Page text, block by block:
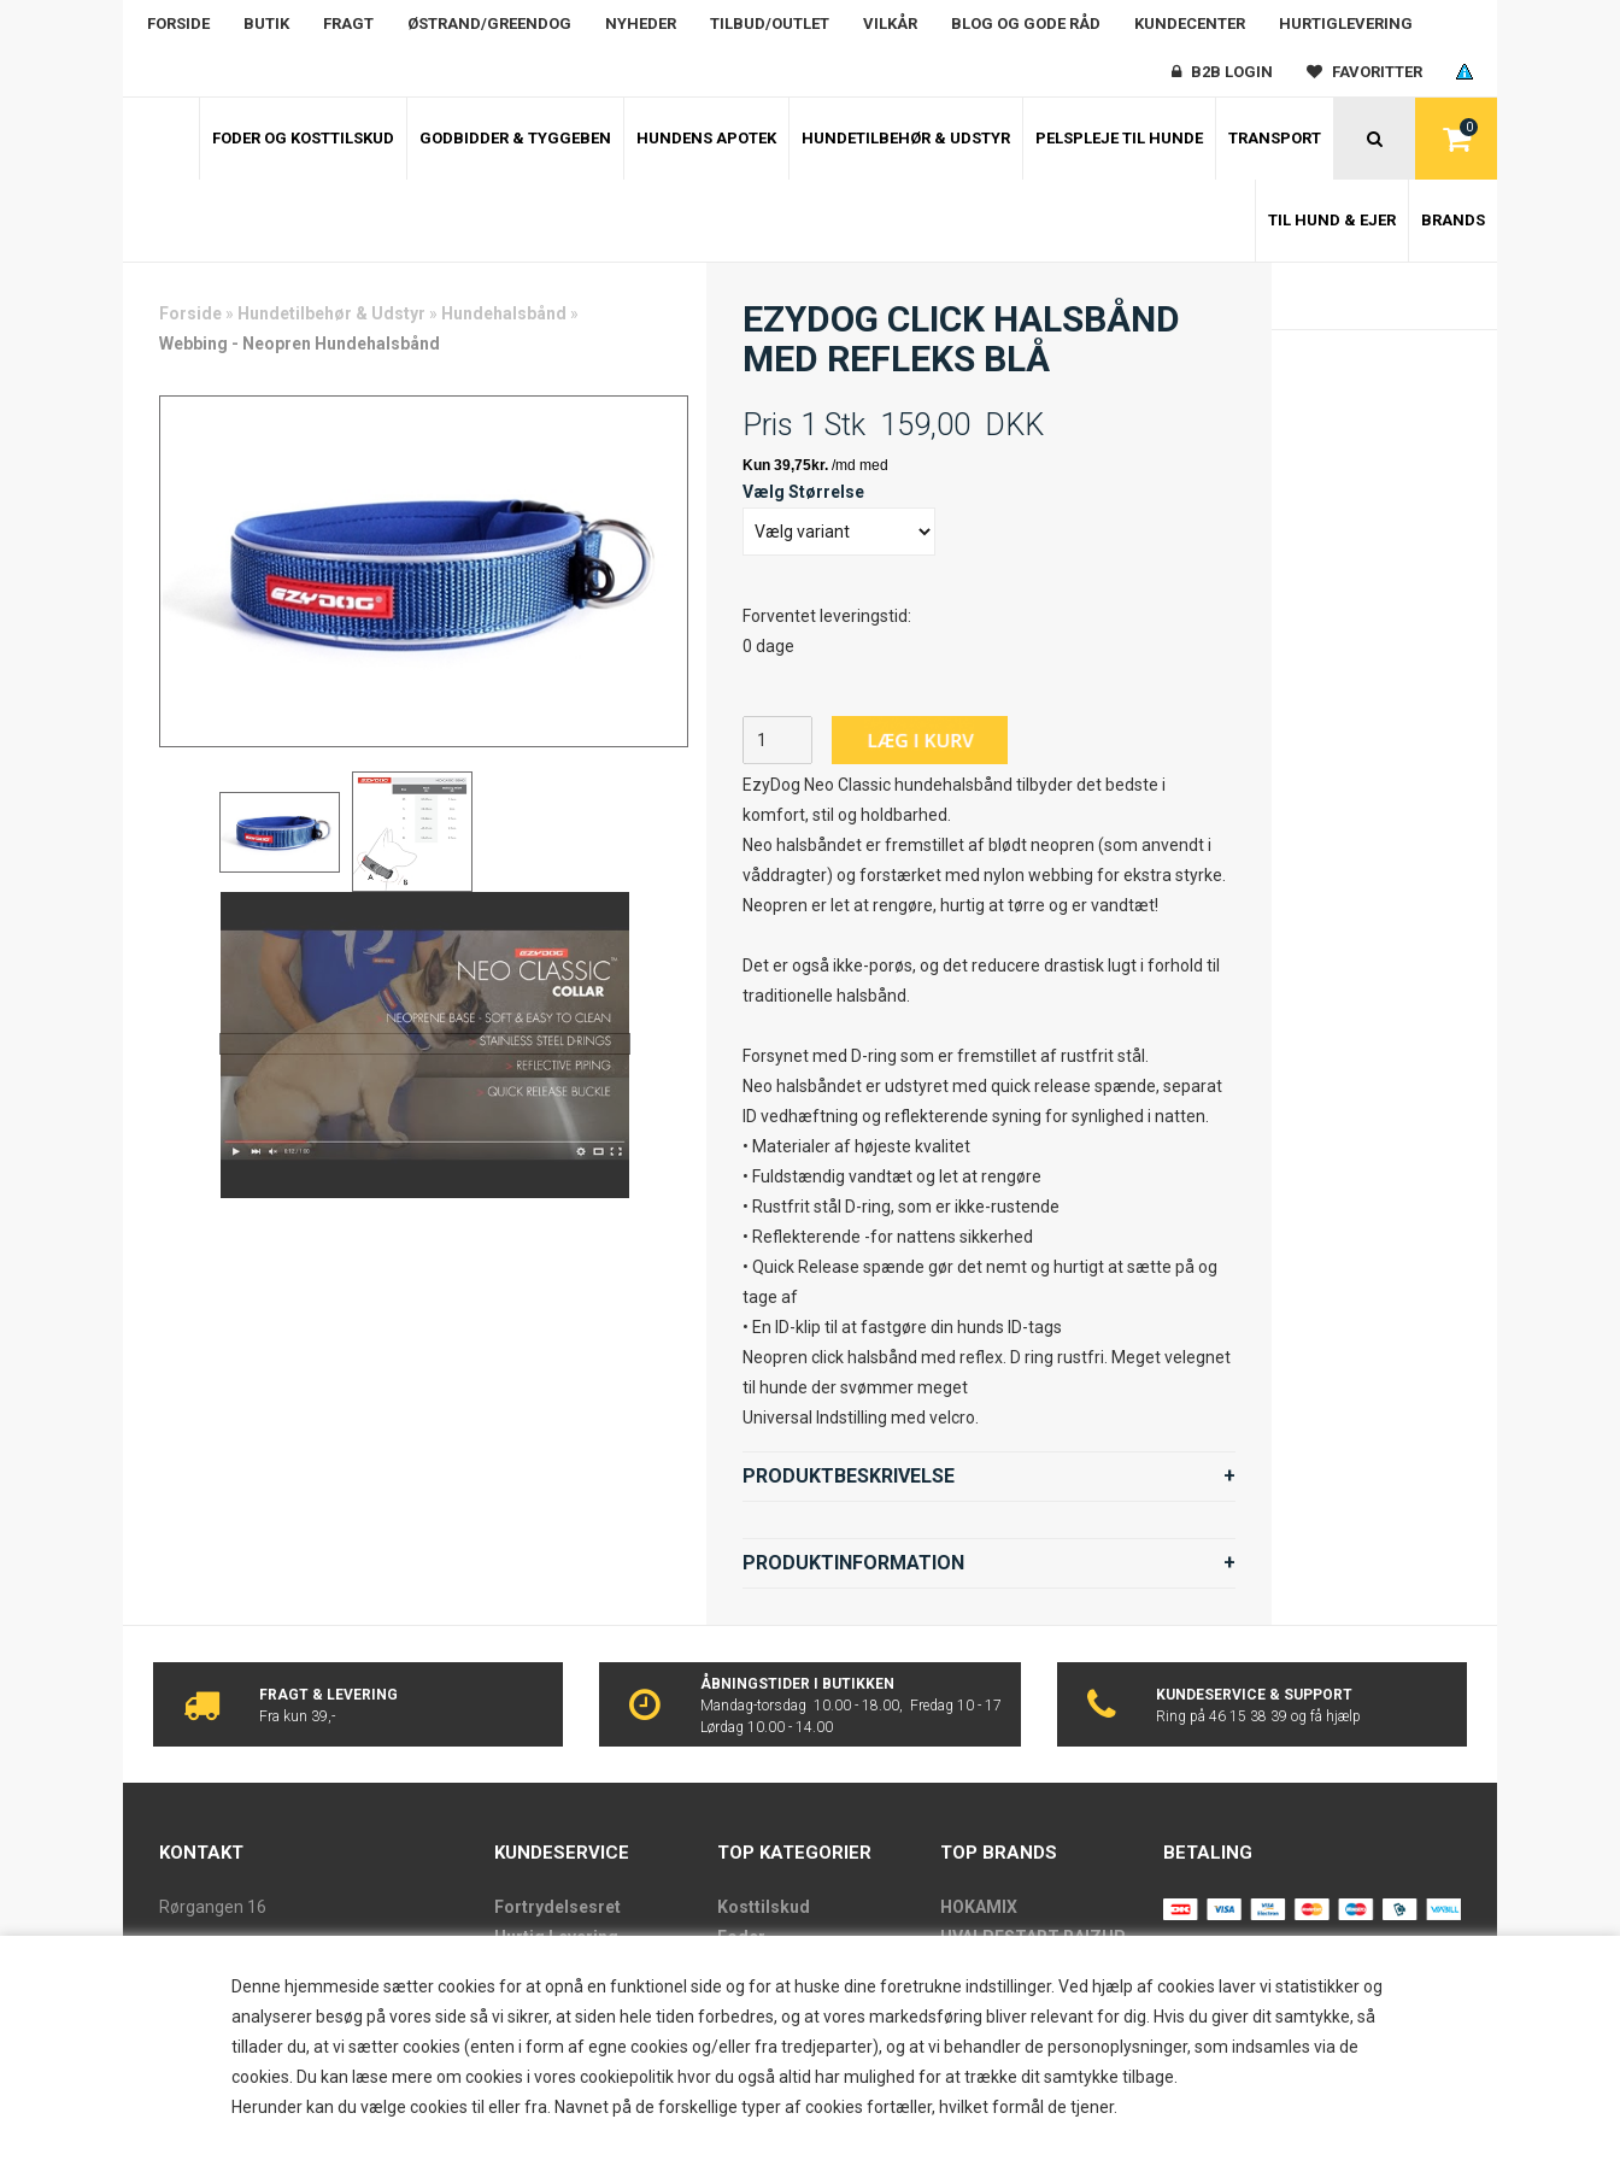
Denne hjemmeside sætter cookies for at opnå en funktionel side og for at huske dine foretrukne indstillinger. Ved hjælp af cookies laver vi statistikker og
analyserer besøg på vores side så vi sikrer, at siden hele tiden forbedres, og at vores markedsføring bliver relevant for dig. Hvis du giver dit samtykke, så
tillader du, at vi sætter cookies (enten i form af egne cookies og/eller fra tredjeparter), og at vi behandler de personoplysninger, som indsamles via de
cookies. Du kan læse mere om cookies i vores cookiepolitik hvor du også altid har mulighed for at trække dit samtykke tilbage.
Herunder kan du vælge cookies til eller fra. Navnet på de forskellige typer af cookies fortæller, hvilket formål de tjener.
FORSIDE BUTIK FRAGT ØSTRAND/GREENDOG NYHEDER TILBUD/OUTLET VILKÅR BLOG OG GODE RÅD KUNDECENTER HURTIGLEVERING
B2B LOGIN FAVORITTER
0
FODER OG KOSTTILSKUD GODBIDDER & TYGGEBEN HUNDENS APOTEK HUNDETILBEHØR & UDSTYR PELSPLEJE TIL HUNDE TRANSPORT
TIL HUND & EJER BRANDS
Forside » Hundetilbehør & Udstyr » Hundehalsbånd »
Webbing - Neopren Hundehalsbånd
EZYDOG CLICK HALSBÅND
MED REFLEKS BLÅ
Pris 1 Stk 159,00DKK
Vælg Størrelse
Forventet leveringstid:
0 dage
EzyDog Neo Classic hundehalsbånd tilbyder det bedste i
komfort, stil og holdbarhed.
Neo halsbåndet er fremstillet af blødt neopren (som anvendt i
våddragter) og forstærket med nylon webbing for ekstra styrke.
Neopren er let at rengøre, hurtig at tørre og er vandtæt!
Det er også ikke-porøs, og det reducere drastisk lugt i forhold til
traditionelle halsbånd.
Forsynet med D-ring som er fremstillet af rustfrit stål.
Neo halsbåndet er udstyret med quick release spænde, separat
ID vedhæftning og reflekterende syning for synlighed i natten.
• Materialer af højeste kvalitet
• Fuldstændig vandtæt og let at rengøre
• Rustfrit stål D-ring, som er ikke-rustende
• Reflekterende -for nattens sikkerhed
• Quick Release spænde gør det nemt og hurtigt at sætte på og
tage af
• En ID-klip til at fastgøre din hunds ID-tags
Neopren click halsbånd med reflex. D ring rustfri. Meget velegnet
til hunde der svømmer meget
Universal Indstilling med velcro.
PRODUKTBESKRIVELSE
PRODUKTINFORMATION
FRAGT & LEVERING
Fra kun 39,-
ÅBNINGSTIDER I BUTIKKEN
Mandag-torsdag 10.00 - 18.00, Fredag 10 - 17
Lørdag 10.00 - 14.00
KUNDESERVICE & SUPPORT
Ring på 46 15 38 39 og få hjælp
KONTAKT
Rørgangen 16
Tlf. 46 15 38 39
ostrand@ostrand.dk
CVR: DK 77948228 drives af
SKYESCOT TRADING V/DORTE HOLM
MARTINA
KUNDESERVICE
Fortrydelsesret
Hurtig Levering
Butikkens åbningstider
Returlabel
Kontakt
Østrand/Greendog
Nyheder
TOP KATEGORIER
Kosttilskud
Foder
Udstyr
Pelspleje
Pleje
Hjemmet & Bilen
Brands
TOP BRANDS
HOKAMIX
HVALPESTART RAIZUP
GRAU
STARMARK
VARIOCAGE-MIMSAFE
BETALING
Tilmeld dig vores nyhedsbrev og
modtag eksklusive tilbud og nyheder i
shoppen. Du kan til en hver tid afmelde